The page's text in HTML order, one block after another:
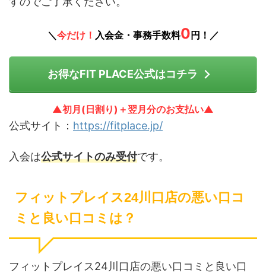
＼今だけ！ 入会金・事務手数料0 円！／
お得なFIT PLACE公式はコチラ
▲初月(日割り)＋翌月分のお支払い▲
公式サイト： https://fitplace.jp/
入会は公式サイトのみ受付です。
フィットプレイス24川口店の悪い口コ
ミと良い口コミは？
フィットプレイス24川口店の悪い口コミと良い口